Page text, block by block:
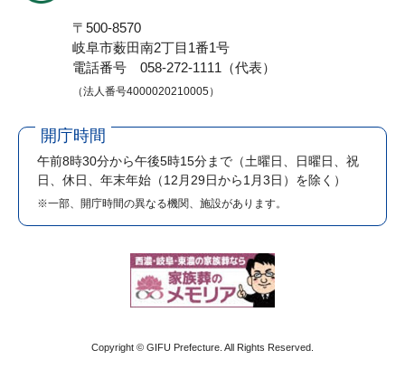
〒500-8570
岐阜市薮田南2丁目1番1号
電話番号 058-272-1111（代表）
（法人番号4000020210005）
開庁時間
午前8時30分から午後5時15分まで （土曜日、日曜日、祝
日、休日、年末年始（12月29日から1月3日）を除く）
※一部、開庁時間の異なる機関、施設があります。
Copyright © GIFU Prefecture. All Rights Reserved.